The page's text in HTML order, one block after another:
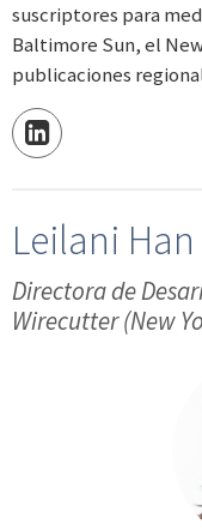
suscriptores para
Baltimore Sun, el
publicaciones
Leilani Han
Directora de
Wirecutter (New